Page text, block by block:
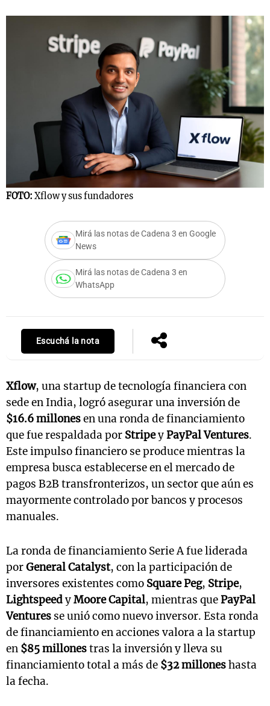
FOTO: Xflow y sus fundadores
Mirá las notas de Cadena 3 en Google
News
Mirá las notas de Cadena 3 en
WhatsApp
Escuchá la nota
Xflow, una startup de tecnología financiera con
sede en India, logró asegurar una inversión de
$16.6 millonesen una ronda de financiamiento
que fue respaldada por StripeyPayPal Ventures.
Este impulso financiero se produce mientras la
empresa busca establecerse en el mercado de
pagos B2B transfronterizos, un sector que aún es
mayormente controlado por bancos y procesos
manuales.
La ronda de financiamiento Serie A fue liderada
porGeneral Catalyst, con la participación de
inversores existentes como Square Peg, Stripe,
LightspeedyMoore Capital, mientras quePayPal
Ventures se unió como nuevo inversor. Esta ronda
de financiamiento en acciones valora a la startup
en $85 millonestras la inversión y lleva su
financiamiento total a más de $32 milloneshasta
la fecha.
Notas
Mundial 2026
Notas
La Sole en
Cadena 3